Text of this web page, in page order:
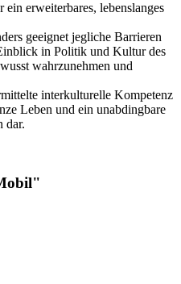
erweiterbares, lebenslanges
geeignet jegliche Barrieren
in Politik und Kultur des
wahrzunehmen und
interkulturelle Kompetenz
Leben und ein unabdingbare
dar.